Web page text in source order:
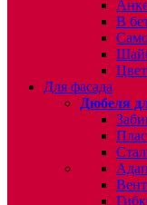
В
Для фасада
Дюбеля